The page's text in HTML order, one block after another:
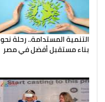
التنمية المستدامة.. رحلة نحو
بناء مستقبل أفضل في مصر